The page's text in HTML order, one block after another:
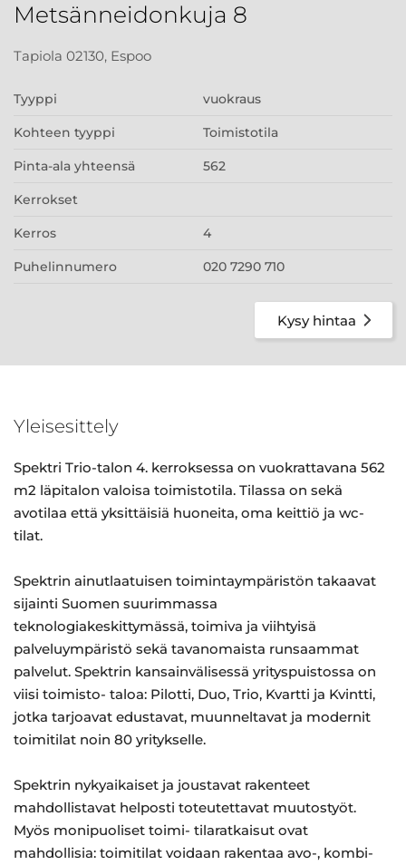
Metsänneidonkuja 8
Tapiola 02130, Espoo
Tyyppi vuokraus
Kohteen tyyppi Toimistotila
Pinta-ala yhteensä 562
Kerrokset
Kerros 4
Puhelinnumero 020 7290 710
Kysy hintaa
Yleisesittely
Spektri Trio-talon 4. kerroksessa on vuokrattavana 562
m2 läpitalon valoisa toimistotila. Tilassa on sekä
avotilaa että yksittäisiä huoneita, oma keittiö ja wc-
tilat.
Spektrin ainutlaatuisen toimintaympäristön takaavat
sijainti Suomen suurimmassa
teknologiakeskittymässä, toimiva ja viihtyisä
palveluympäristö sekä tavanomaista runsaammat
palvelut. Spektrin kansainvälisessä yrityspuistossa on
viisi toimisto- taloa: Pilotti, Duo, Trio, Kvartti ja Kvintti,
jotka tarjoavat edustavat, muunneltavat ja modernit
toimitilat noin 80 yritykselle.
Spektrin nykyaikaiset ja joustavat rakenteet
mahdollistavat helposti toteutettavat muutostyöt.
Myös monipuoliset toimi- tilaratkaisut ovat
mahdollisia: toimitilat voidaan rakentaa avo-, kombi-